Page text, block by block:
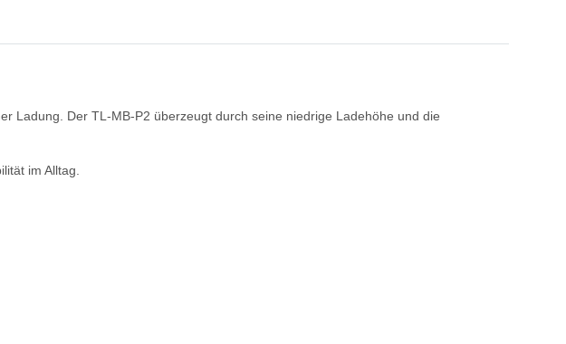
Ladung. Der TL-MB-P2 überzeugt durch seine niedrige Ladehöhe und die
im Alltag.